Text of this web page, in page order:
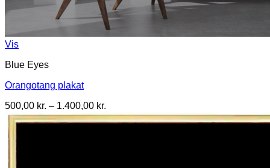
Vis
Blue Eyes
Orangotang plakat
500,00 kr. – 1.400,00 kr.
500,00 kr.
til